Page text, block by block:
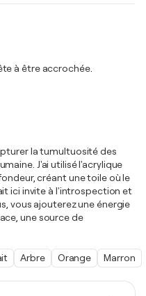
à être accrochée.
la tumultuosité des
J'ai utilisé l'acrylique
créant une toile où le
ici invite à l'introspection et
vous ajouterez une énergie
une source de
Arbre Orange Marron